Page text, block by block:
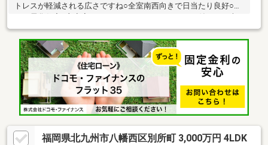
トレスが軽減される広さですね○全室南西向きで日当たり良好○オ
婦二人分の収納も安心です○玄関ホールから洗面室へ直行できま
す！帰宅後すぐに手洗い・うがいが可能です☆外遊びや部活後の
お子様はそのままバスルームへ！リビングに汚れを持ち込まない
嬉しい動線です○24時間営業のスーパーが徒歩２分と日々のお買
い物にとっても便利！お車がなくても便利な立地ですね
福岡県北九州市八幡西区別所町 3,000万円 4LDK